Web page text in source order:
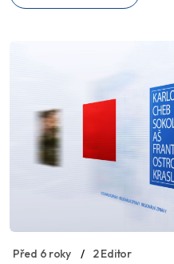
Před 6 roky 2 Editor